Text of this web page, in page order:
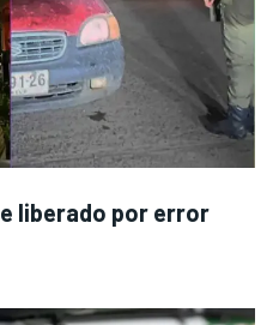
liberado por error